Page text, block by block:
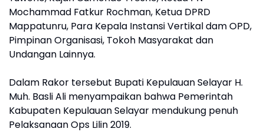
Mochammad Fatkur Rochman, Ketua DPRD
Mappatunru, Para Kepala Instansi Vertikal dam OPD,
Pimpinan Organisasi, Tokoh Masyarakat dan
Undangan Lainnya.
Dalam Rakor tersebut Bupati Kepulauan Selayar H.
Muh. Basli Ali menyampaikan bahwa Pemerintah
Kabupaten Kepulauan Selayar mendukung penuh
Pelaksanaan Ops Lilin 2019.